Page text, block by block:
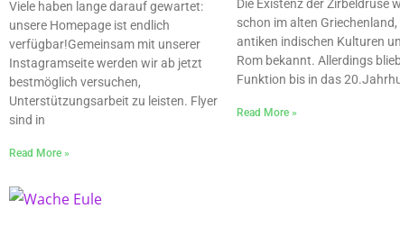
Viele haben lange darauf gewartet:
unsere Homepage ist endlich
verfügbar!Gemeinsam mit unserer
Instagramseite werden wir ab jetzt
bestmöglich versuchen,
Unterstützungsarbeit zu leisten. Flyer
sind in
Read More »
Die Existenz der Zirbeldrüse
schon im alten Griechenland,
antiken indischen Kulturen
Rom bekannt. Allerdings
Funktion bis in das
Read More »